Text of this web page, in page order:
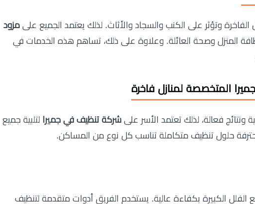
الفاخرة وتؤثر على الكنب والسجاد والأثاث. لذلك يعتمد الجميع على مزود
المنزل وصحة العائلة. وعلاوة على ذلك، تساهم هذه الخدمات في
المتخصصة لمنازل فاخرة
فعالة، لذلك تعتمد الأسر على شركة تنظيف في جميرا لتلبية جميع
حلول تنظيف متكاملة تناسب كل نوع من المساكن.
الفلل الكبيرة بكفاءة عالية. يستخدم الفريق أدوات متقدمة لتنظيف